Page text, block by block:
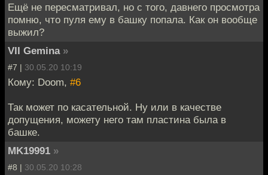
Ещё не пересматривал, но с того, давнего просмотра
помню, что пуля ему в башку попала. Как он вообще
выжил?
VII Gemina »
#7 | 30.05.20 10:19
Кому: Doom, #6
Так может по касательной. Ну или в качестве
допущения, можету него там пластина была в
башке.
MK19991 »
#8 | 30.05.20 10:28